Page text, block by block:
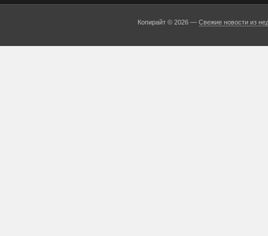
Копирайт © 2026 —Свежие новости из